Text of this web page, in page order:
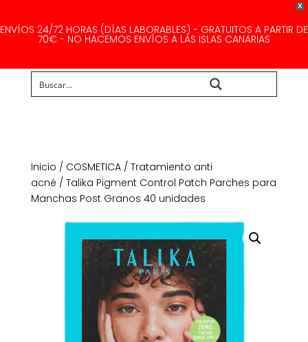
X
ENVÍOS 24/72 HORAS (DÍAS LABORABLES) - GRATUITOS A PARTIR DE
70€ - NO HACEMOS ENVÍOS A LAS ISLAS CANARIAS
Inicio / COSMETICA/ Tratamiento anti
acné / Talika Pigment Control Patch Parches para
Manchas Post Granos 40 unidades